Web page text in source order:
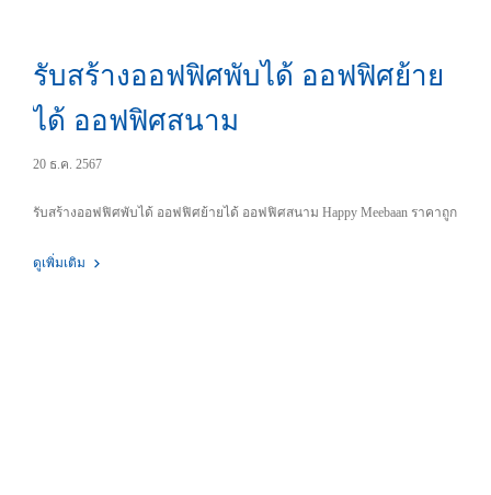
รับสร้างออฟฟิศพับได้ ออฟฟิศย้าย
ได้ ออฟฟิศสนาม
20 ธ.ค. 2567
รับสร้างออฟฟิศพับได้ ออฟฟิศย้ายได้ ออฟฟิศสนาม Happy Meebaan ราคาถูก
ดูเพิ่มเติม